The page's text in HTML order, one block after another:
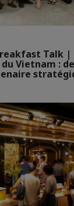
Talk |
Vietnam :